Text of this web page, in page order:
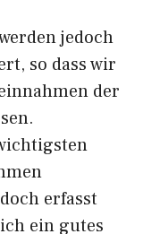
jedoch
so dass wir
der
erfasst
ein gutes